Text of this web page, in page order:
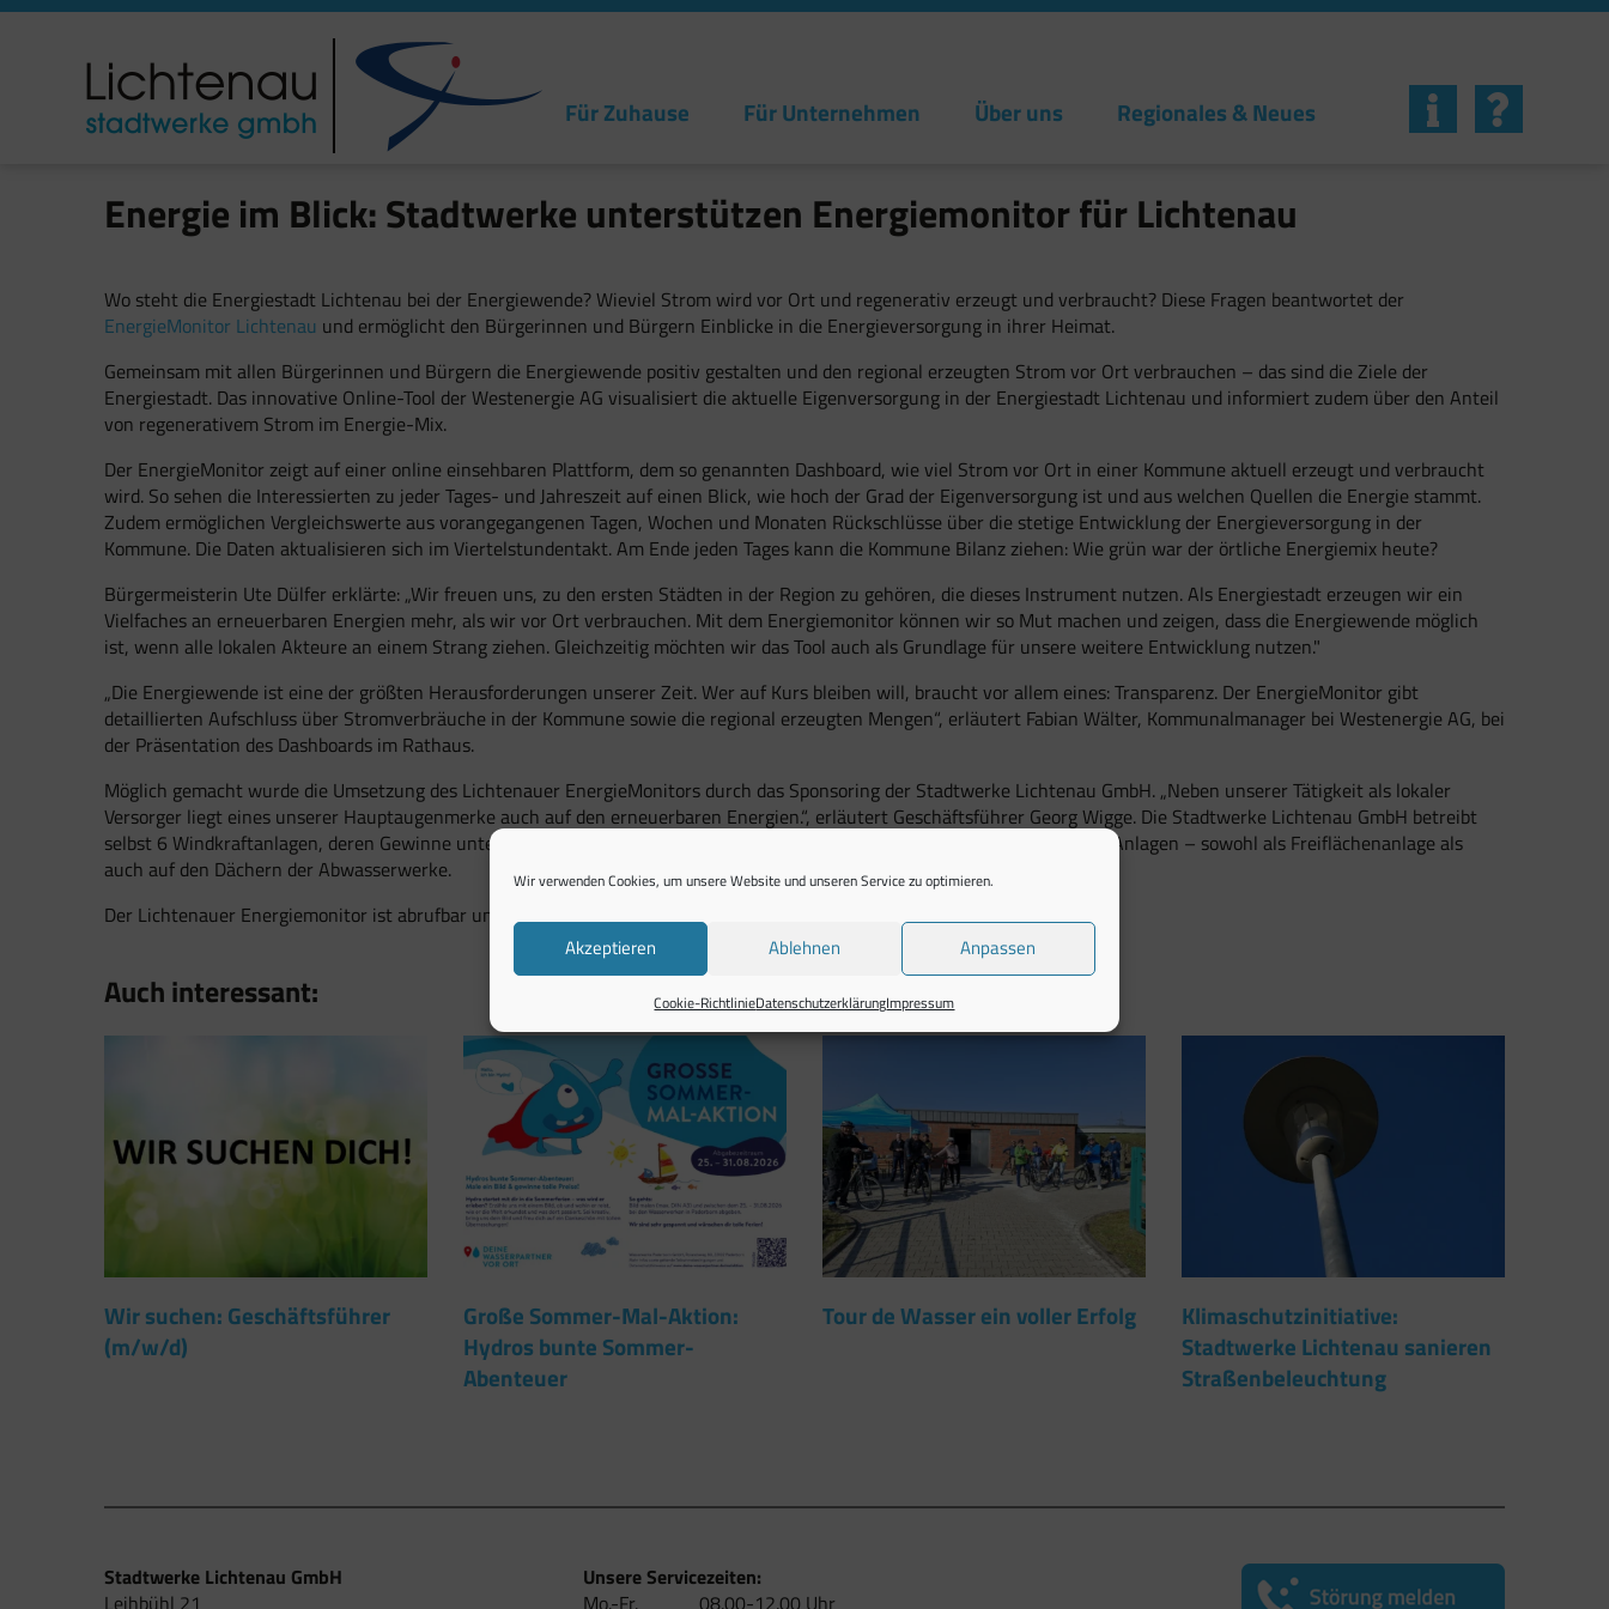
Wir verwenden Cookies, um unsere Website und unseren Service zu optimieren.
Akzeptieren Ablehnen Anpassen
Cookie-RichtlinieDatenschutzerklärungImpressum
Für Zuhause Für Unternehmen Über uns Regionales & Neues
Energie im Blick: Stadtwerke unterstützen Energiemonitor für Lichtenau
Wo steht die Energiestadt Lichtenau bei der Energiewende? Wieviel Strom wird vor Ort und regenerativ erzeugt und verbraucht? Diese Fragen beantwortet der
EnergieMonitor Lichtenau und ermöglicht den Bürgerinnen und Bürgern Einblicke in die Energieversorgung in ihrer Heimat.
Gemeinsam mit allen Bürgerinnen und Bürgern die Energiewende positiv gestalten und den regional erzeugten Strom vor Ort verbrauchen – das sind die Ziele der
Energiestadt. Das innovative Online-Tool der Westenergie AG visualisiert die aktuelle Eigenversorgung in der Energiestadt Lichtenau und informiert zudem über den Anteil
von regenerativem Strom im Energie-Mix.
Der EnergieMonitor zeigt auf einer online einsehbaren Plattform, dem so genannten Dashboard, wie viel Strom vor Ort in einer Kommune aktuell erzeugt und verbraucht
wird. So sehen die Interessierten zu jeder Tages- und Jahreszeit auf einen Blick, wie hoch der Grad der Eigenversorgung ist und aus welchen Quellen die Energie stammt.
Zudem ermöglichen Vergleichswerte aus vorangegangenen Tagen, Wochen und Monaten Rückschlüsse über die stetige Entwicklung der Energieversorgung in der
Kommune. Die Daten aktualisieren sich im Viertelstundentakt. Am Ende jeden Tages kann die Kommune Bilanz ziehen: Wie grün war der örtliche Energiemix heute?
Bürgermeisterin Ute Dülfer erklärte: „Wir freuen uns, zu den ersten Städten in der Region zu gehören, die dieses Instrument nutzen. Als Energiestadt erzeugen wir ein
Vielfaches an erneuerbaren Energien mehr, als wir vor Ort verbrauchen. Mit dem Energiemonitor können wir so Mut machen und zeigen, dass die Energiewende möglich
ist, wenn alle lokalen Akteure an einem Strang ziehen. Gleichzeitig möchten wir das Tool auch als Grundlage für unsere weitere Entwicklung nutzen."
„Die Energiewende ist eine der größten Herausforderungen unserer Zeit. Wer auf Kurs bleiben will, braucht vor allem eines: Transparenz. Der EnergieMonitor gibt
detaillierten Aufschluss über Stromverbräuche in der Kommune sowie die regional erzeugten Mengen“, erläutert Fabian Wälter, Kommunalmanager bei Westenergie AG, bei
der Präsentation des Dashboards im Rathaus.
Möglich gemacht wurde die Umsetzung des Lichtenauer EnergieMonitors durch das Sponsoring der Stadtwerke Lichtenau GmbH. „Neben unserer Tätigkeit als lokaler
Versorger liegt eines unserer Hauptaugenmerke auch auf den erneuerbaren Energien.“, erläutert Geschäftsführer Georg Wigge. Die Stadtwerke Lichtenau GmbH betreibt
selbst 6 Windkraftanlagen, deren Gewinne unter anderem den Trinkwasserpreis im Stadtgebiet stützen, sowie mehrere PV-Anlagen – sowohl als Freiflächenanlage als
auch auf den Dächern der Abwasserwerke.
Der Lichtenauer Energiemonitor ist abrufbar unter:https://westenergie.energiemonitor.de/lichtenau
Auch interessant:
Wir suchen: Geschäftsführer
(m/w/d)
Große Sommer-Mal-Aktion:
Hydros bunte Sommer-
Abenteuer
Tour de Wasser ein voller Erfolg
Klimaschutzinitiative:
Stadtwerke Lichtenau sanieren
Straßenbeleuchtung
Stadtwerke Lichtenau GmbH
Leihbühl 21
Unsere Servicezeiten:
Mo.-Fr.
08.00-12.00 Uhr